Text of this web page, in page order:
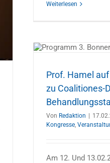
Weiterlesen
Prof. Hamel
zu Coalitiones-
Von Redaktion
Kongresse,
Am 12. Und